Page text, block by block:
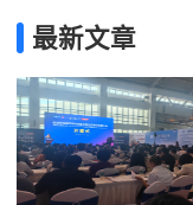
最新文章